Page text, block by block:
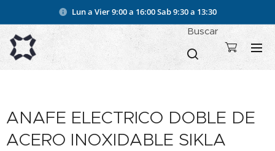
Lun a Vier 9:00 a 16:00Sab 9:30 a 13:30
Buscar
ANAFE ELECTRICO DOBLE DE
ACERO INOXIDABLE SIKLA